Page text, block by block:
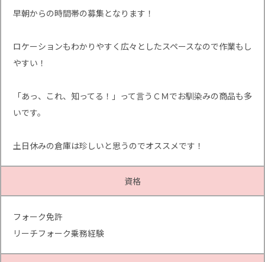
早朝からの時間帯の募集となります！
ロケーションもわかりやすく広々としたスペースなので作業もし
やすい！
「あっ、これ、知ってる！」って言うＣＭでお馴染みの商品も多
いです。
土日休みの倉庫は珍しいと思うのでオススメです！
資格
フォーク免許
リーチフォーク乗務経験